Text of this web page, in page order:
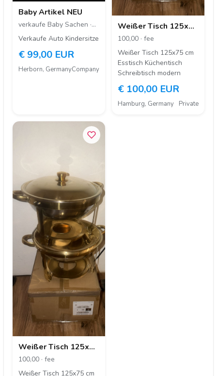
Baby Artikel NEU
verkaufe Baby Sachen ·
product
Verkaufe Auto Kindersitze
€ 99,00 EUR
Herborn, GermanyCompany
Weißer Tisch 125x75
cm Esstisch
Küchentisch
Schreibtisch modern
100,00 · fee
Weißer Tisch 125x75 cm
Esstisch Küchentisch
Schreibtisch modern
€ 100,00 EUR
Hamburg, Germany Private
Weißer Tisch 125x75
cm
100,00 · fee
Weißer Tisch 125x75 cm